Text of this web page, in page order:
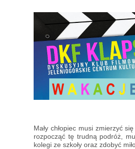
Mały chłopiec musi zmierzyć
rozpocząć tę trudną podróż,
kolegi ze szkoły oraz zdobyć